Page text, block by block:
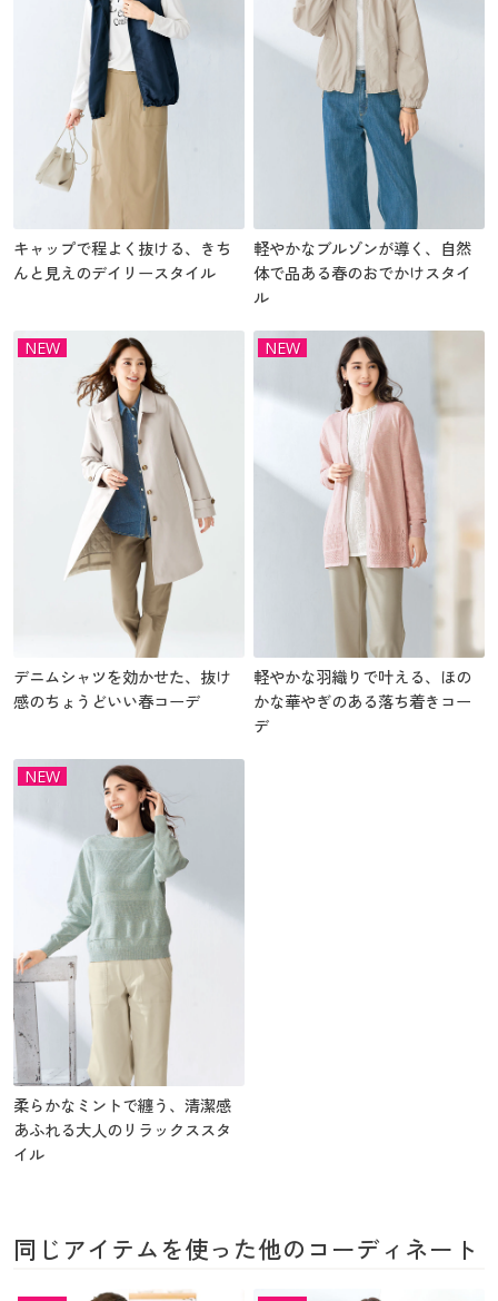
キャップで程よく抜ける、きち
んと見えのデイリースタイル
軽やかなブルゾンが導く、自然
体で品ある春のおでかけスタイ
ル
NEW
デニムシャツを効かせた、抜け
感のちょうどいい春コーデ
NEW
軽やかな羽織りで叶える、ほの
かな華やぎのある落ち着きコー
デ
NEW
柔らかなミントで纏う、清潔感
あふれる大人のリラックススタ
イル
同じアイテムを使った他のコーディネート